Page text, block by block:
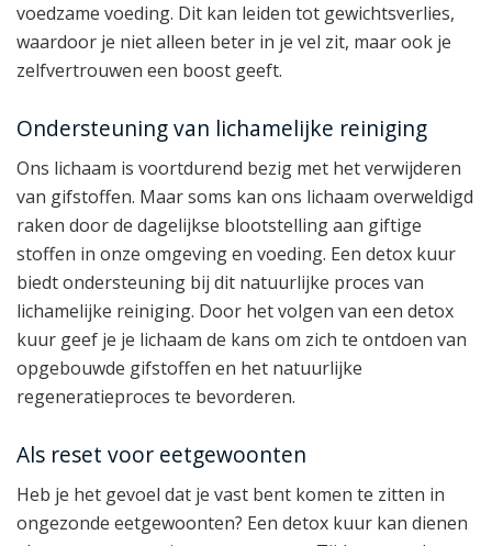
voedzame voeding. Dit kan leiden tot gewichtsverlies,
waardoor je niet alleen beter in je vel zit, maar ook je
zelfvertrouwen een boost geeft.
Ondersteuning van lichamelijke reiniging
Ons lichaam is voortdurend bezig met het verwijderen
van gifstoffen. Maar soms kan ons lichaam overweldigd
raken door de dagelijkse blootstelling aan giftige
stoffen in onze omgeving en voeding. Een detox kuur
biedt ondersteuning bij dit natuurlijke proces van
lichamelijke reiniging. Door het volgen van een detox
kuur geef je je lichaam de kans om zich te ontdoen van
opgebouwde gifstoffen en het natuurlijke
regeneratieproces te bevorderen.
Als reset voor eetgewoonten
Heb je het gevoel dat je vast bent komen te zitten in
ongezonde eetgewoonten? Een detox kuur kan dienen